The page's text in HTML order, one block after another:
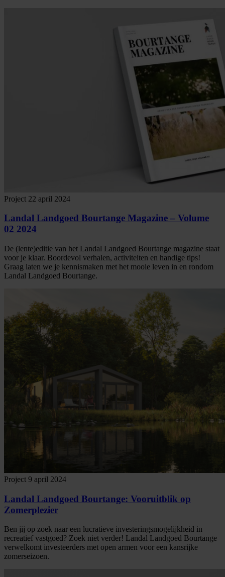
Project 22 april 2024
Landal Landgoed Bourtange Magazine – Volume
02 2024
De (lente)editie van het Landal Landgoed Bourtange magazine staat
voor je klaar. Boordevol verhalen, activiteiten en handige tips!
Graag laten we je kennismaken met het mooie leven in en rondom
Landal Landgoed Bourtange.
Project 9 april 2024
Landal Landgoed Bourtange: Vooruitblik op
Zomerplezier
Ben jij op zoek naar een lucratieve investeringsmogelijkheid in
recreatief vastgoed? Zoek niet verder! Landal Landgoed Bourtange
verwelkomt investeerders met open armen voor een kansrijke
zomerseizoen.